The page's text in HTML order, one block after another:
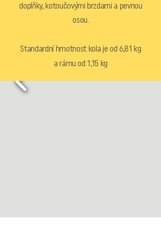
doplňky, kotoučovými brzdami a pevnou
osou.
Standardní hmotnost kola je od 6,81 kg
a rámu od 1,15 kg